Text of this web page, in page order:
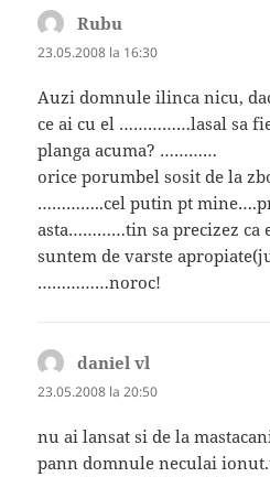
Rubu
23.05.2008 la 16:30
Auzi domnule ilinca nicu,
ce ai cu el ……………lasal sa
planga acuma? …………
orice porumbel sosit de la
…………..cel putin pt
asta…………tin sa precizez ca
suntem de varste
……………noroc!
daniel vl
23.05.2008 la 20:50
nu ai lansat si de la
pann domnule neculai